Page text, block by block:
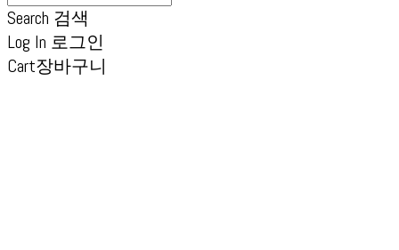
Search 검색
Log In 로그인
Cart장바구니